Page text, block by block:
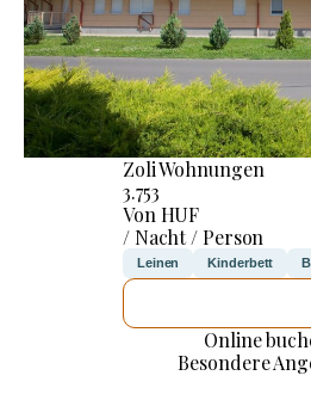
Zoli Wohnungen
3.753
Von HUF
/ Nacht / Person
Leinen Kinderbett
Online
Besondere